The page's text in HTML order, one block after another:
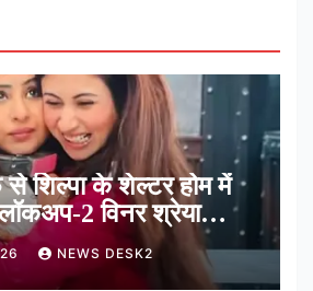
शिल्पा के शेल्टर होम में
2 विनर श्रेया
NEWS DESK2